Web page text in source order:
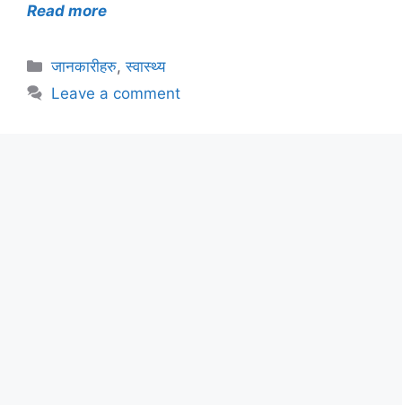
Read more
Categories
जानकारीहरु,स्वास्थ्य
Leave a comment